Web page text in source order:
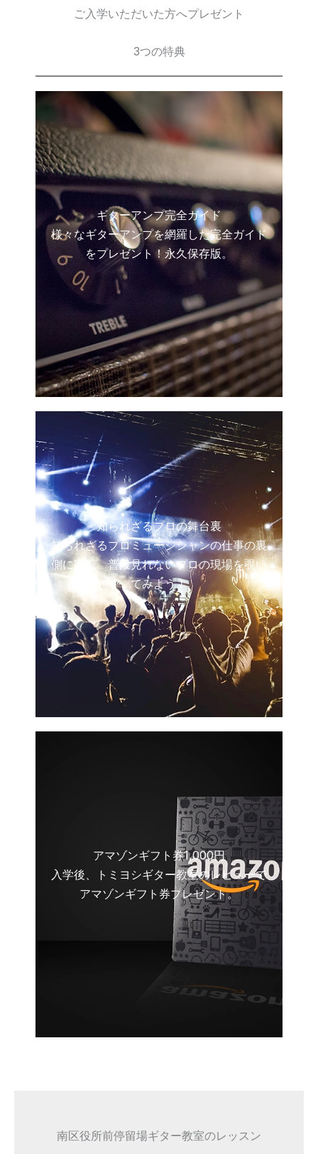
ご入学いただいた方へプレゼント
3つの特典
ギターアンプ完全ガイド
様々なギターアンプを網羅した完全ガイド
をプレゼント！永久保存版。
知られざるプロの舞台裏
知られざるプロミュージシャンの仕事の裏
側に密着。普段見れないプロの現場を覗い
てみよう！
アマゾンギフト券1,000円
入学後、トミヨシギター教室のレビューで
アマゾンギフト券プレゼント。
南区役所前停留場ギター教室のレッスン